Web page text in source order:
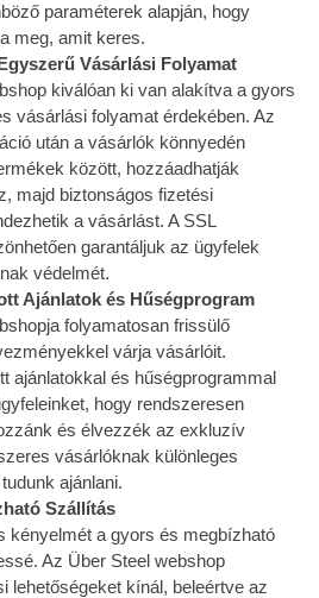
paraméterek alapján, hogy
meg, amit keres.
Vásárlási Folyamat
kiválóan ki van alakítva a gyors
vásárlási folyamat érdekében. Az
után a vásárlók könnyedén
között, hozzáadhatják
majd biztonságos fizetési
a vásárlást. A SSL
garantáljuk az ügyfelek
védelmét.
Ajánlatok és Hűségprogram
folyamatosan frissülő
várja vásárlóit.
ajánlatokkal és hűségprogrammal
hogy rendszeresen
és élvezzék az exkluzív
vásárlóknak különleges
ajánlani.
Szállítás
kényelmét a gyors és megbízható
Az Über Steel webshop
lehetőségeket kínál, beleértve az